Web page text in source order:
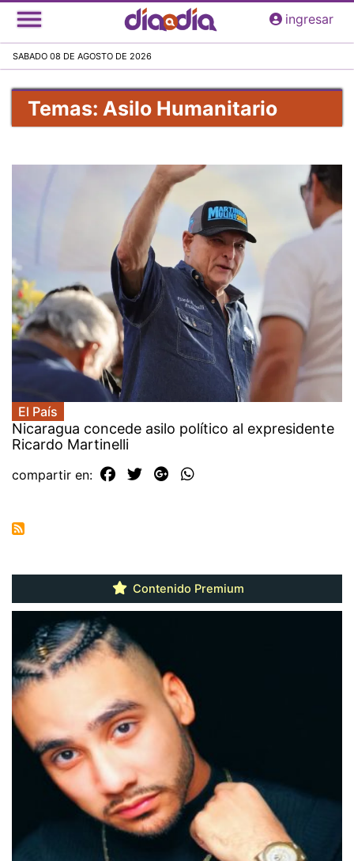
Pasar
al
principal
ingresar
SABADO 08 DE AGOSTO DE 2026
Temas: Asilo Humanitario
El País
Nicaragua concede asilo político al expresidente
Ricardo Martinelli
compartir en:
Contenido Premium